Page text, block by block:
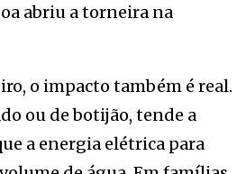
abriu a torneira na
o impacto também é real.
ou de botijão, tende a
a energia elétrica para